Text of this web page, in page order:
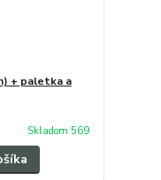
+ paletka a
Skladom 569